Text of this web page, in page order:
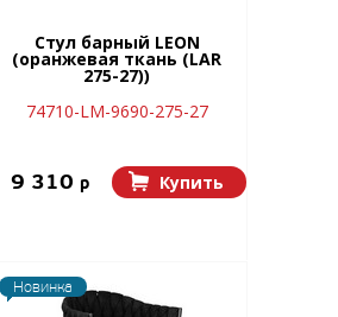
Стул барный LEON
(оранжевая ткань (LAR
275-27))
74710-LM-9690-275-27
9 310 p Купить
Новинка